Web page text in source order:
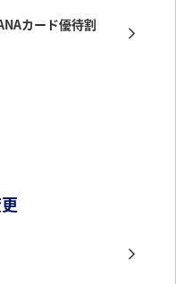
カード優待割